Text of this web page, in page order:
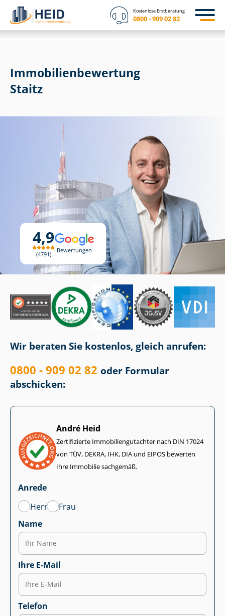
Kostenlose Erstberatung
0800 - 909 02 82
4,9
4791
Bewertungen
Immobilien­bewertung
Staitz
Wir beraten Sie kostenlos, gleich anrufen:
0800 - 909 02 82 oder Formular
abschicken:
André Heid
Zertifizierte Im­mo­bi­li­en­gut­ach­ter nach DIN 17024
von TÜV, DEKRA, IHK, DIA und EIPOS bewerten
Ihre Immobilie sachgemäß.
Anrede
Herr
Frau
Name
Ihre E-Mail
Telefon